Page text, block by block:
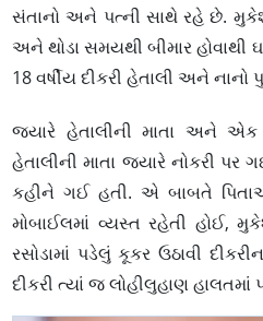
સંતાનો અને પત્ની સાથે રહે છે. મુકેશ
અને થોડા સમયથી બીમાર હોવાથી
18 વર્ષીય દીકરી હેતાલી અને નાનો
જ્યારે હેતાલીની માતા અને
હેતાલીની માતા જ્યારે નોકરી પર
કહીને ગઈ હતી. એ બાબતે
મોબાઈલમાં વ્યસ્ત રહેતી હોઈ,
રસોડામાં પડેલું કૂકર ઉઠાવી
દીકરી ત્યાં જ લોહીલુહાણ હાલતમાં